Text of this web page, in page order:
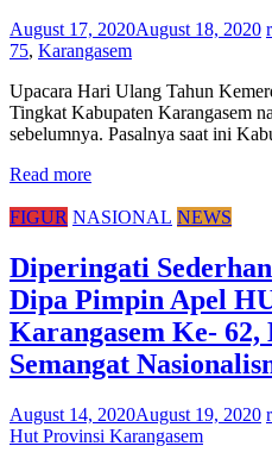
August 17, 2020August 18, 2020
75, Karangasem
Upacara Hari Ulang Tahun
Tingkat Kabupaten Karangasem
sebelumnya. Pasalnya saat ini
Read more
FIGUR NASIONAL NEWS
Diperingati
Dipa Pimpin Apel
Karangasem Ke-
Semangat
August 14, 2020August 19, 2020
Hut Provinsi Karangasem